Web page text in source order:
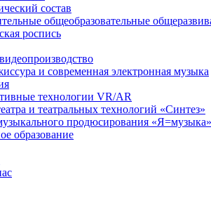
состав
общеобразовательные
роспись
и современная электронная музыка
технологии VR/AR
и театральных технологий «Синтез»
продюсирования «Я=музыка»
образование